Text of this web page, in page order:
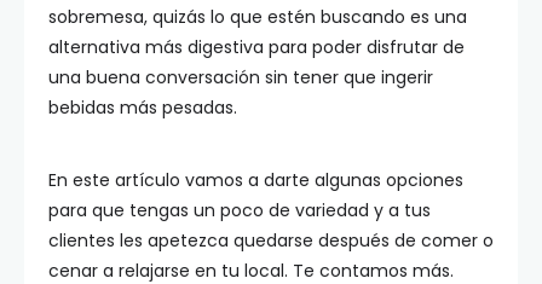
sobremesa, quizás lo que estén buscando es una
alternativa más digestiva para poder disfrutar de
una buena conversación sin tener que ingerir
bebidas más pesadas.
En este artículo vamos a darte algunas opciones
para que tengas un poco de variedad y a tus
clientes les apetezca quedarse después de comer o
cenar a relajarse en tu local. Te contamos más.